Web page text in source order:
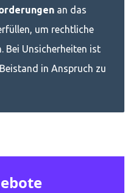
an das
um rechtliche
Bei Unsicherheiten ist
in Anspruch zu